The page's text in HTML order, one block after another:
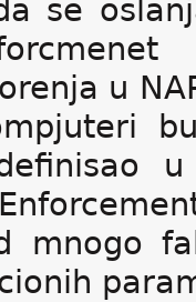
se
u
mnogo